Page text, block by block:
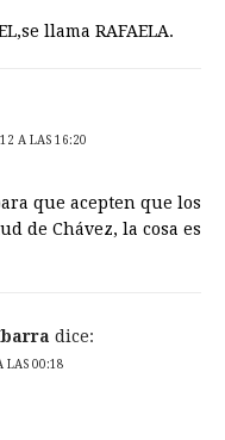
llama RAFAELA.
A LAS 16:20
que acepten que los
de Chávez, la cosa es
dice:
LAS 00:18